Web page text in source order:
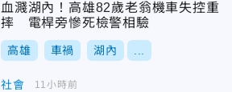
血濺湖內！高雄82歲老翁機車失控重
摔 電桿旁慘死檢警相驗
高雄 車禍 湖內
社會 11小時前